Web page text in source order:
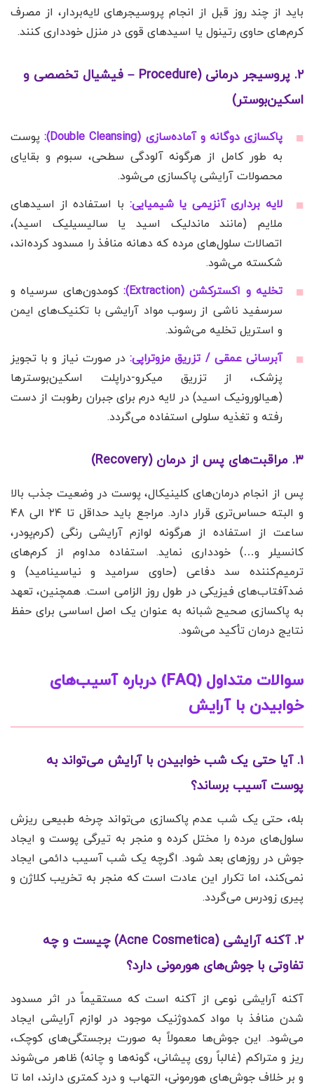
باید از چند روز قبل از انجام پروسیجرهای لایه‌بردار، از مصرف
کرم‌های حاوی رتینول یا اسیدهای قوی در منزل خودداری کنند.
۲. پروسیجر درمانی (Procedure – فیشیال تخصصی و
اسکین‌بوستر)
پاکسازی دوگانه و آماده‌سازی (Double Cleansing):
پوست
به طور کامل از هرگونه آلودگی سطحی، سبوم و بقایای
محصولات آرایشی پاکسازی می‌شود.
لایه برداری آنزیمی یا شیمیایی: با استفاده از اسیدهای
ملایم (مانند ماندلیک اسید یا سالیسیلیک اسید)،
اتصالات سلول‌های مرده که دهانه منافذ را مسدود کرده‌اند،
شکسته می‌شود.
تخلیه و اکسترکشن (Extraction):
کومدون‌های سرسیاه و
سرسفید ناشی از رسوب مواد آرایشی با تکنیک‌های ایمن
و استریل تخلیه می‌شوند.
آبرسانی عمقی / تزریق مزوتراپی:در صورت نیاز و با تجویز
پزشک، از تزریق میکرو-دراپلت اسکین‌بوسترها
(هیالورونیک اسید) در لایه درم برای جبران رطوبت از دست
رفته و تغذیه سلولی استفاده می‌گردد.
۳. مراقبت‌های پس از درمان (Recovery)
پس از انجام درمان‌های کلینیکال، پوست در وضعیت جذب بالا
و البته حساس‌تری قرار دارد. مراجع باید حداقل تا ۲۴ الی ۴۸
ساعت از استفاده از هرگونه لوازم آرایشی رنگی (کرم‌پودر،
کانسیلر و…) خودداری نماید. استفاده مداوم از کرم‌های
ترمیم‌کننده سد دفاعی (حاوی سرامید و نیاسینامید) و
ضدآفتاب‌های فیزیکی در طول روز الزامی است. همچنین، تعهد
به پاکسازی صحیح شبانه به عنوان یک اصل اساسی برای حفظ
نتایج درمان تأکید می‌شود.
سوالات متداول (FAQ) درباره آسیب‌های
خوابیدن با آرایش
۱. آیا حتی یک شب خوابیدن با آرایش می‌تواند به
پوست آسیب برساند؟
بله، حتی یک شب عدم پاکسازی می‌تواند چرخه طبیعی ریزش
سلول‌های مرده را مختل کرده و منجر به تیرگی پوست و ایجاد
جوش در روزهای بعد شود. اگرچه یک شب آسیب دائمی ایجاد
نمی‌کند، اما تکرار این عادت است که منجر به تخریب کلاژن و
پیری زودرس می‌گردد.
۲. آکنه آرایشی (Acne Cosmetica) چیست و چه
تفاوتی با جوش‌های هورمونی دارد؟
آکنه آرایشی نوعی از آکنه است که مستقیماً در اثر مسدود
شدن منافذ با مواد کمدوژنیک موجود در لوازم آرایشی ایجاد
می‌شود. این جوش‌ها معمولاً به صورت برجستگی‌های کوچک،
ریز و متراکم (غالباً روی پیشانی، گونه‌ها و چانه) ظاهر می‌شوند
و بر خلاف جوش‌های هورمونی، التهاب و درد کمتری دارند، اما تا